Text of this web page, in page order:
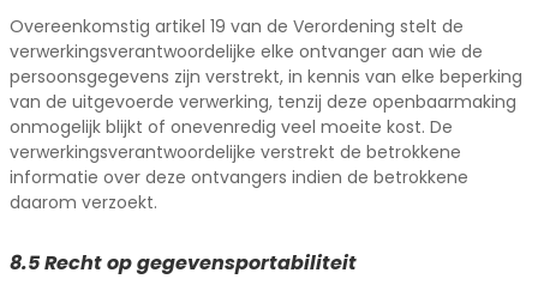
Overeenkomstig artikel 19 van de Verordening stelt de
verwerkingsverantwoordelijke elke ontvanger aan wie de
persoonsgegevens zijn verstrekt, in kennis van elke beperking
van de uitgevoerde verwerking, tenzij deze openbaarmaking
onmogelijk blijkt of onevenredig veel moeite kost. De
verwerkingsverantwoordelijke verstrekt de betrokkene
informatie over deze ontvangers indien de betrokkene
daarom verzoekt.
8.5 Recht op gegevensportabiliteit